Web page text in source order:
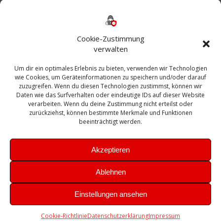
Cookie-Zustimmung
verwalten
Um dir ein optimales Erlebnis zu bieten, verwenden wir Technologien
wie Cookies, um Geräteinformationen zu speichern und/oder darauf
zuzugreifen. Wenn du diesen Technologien zustimmst, können wir
Daten wie das Surfverhalten oder eindeutige IDs auf dieser Website
verarbeiten. Wenn du deine Zustimmung nicht erteilst oder
zurückziehst, können bestimmte Merkmale und Funktionen
beeinträchtigt werden.
Akzeptieren
Ablehnen
Einstellungen ansehen
Cookie-RichtlinieDatenschutzerklärungImpressum
Bautagebuch
Exchange firewall Fritzbox
Microsoft
Sanierung SBS Security Server Sicherheit
Sicherung SIEM Sophos SSL Ubuntu
Update Upgrade UTM VCenter VCSA Veeam
VMWare VPN WAZUH Windows
Zertifikat
Theme